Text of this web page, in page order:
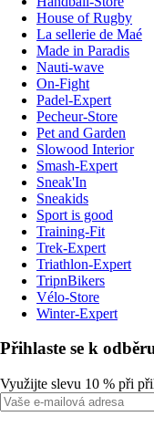
House of Rugby
La sellerie de Maé
Made in Paradis
Nauti-wave
On-Fight
Padel-Expert
Pecheur-Store
Pet and Garden
Slowood Interior
Smash-Expert
Sneak'In
Sneakids
Sport is good
Training-Fit
Trek-Expert
Triathlon-Expert
TripnBikers
Vélo-Store
Winter-Expert
Přihlaste se k
Využijte slevu 10 % při